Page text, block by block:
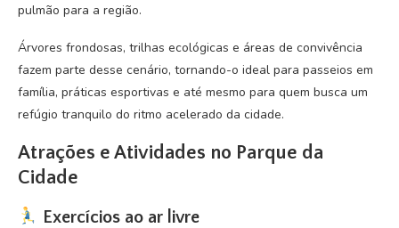
pulmão para a região.
Árvores frondosas, trilhas ecológicas e áreas de convivência
fazem parte desse cenário, tornando-o ideal para passeios em
família, práticas esportivas e até mesmo para quem busca um
refúgio tranquilo do ritmo acelerado da cidade.
Atrações e Atividades no Parque da
Cidade
Exercícios ao ar livre